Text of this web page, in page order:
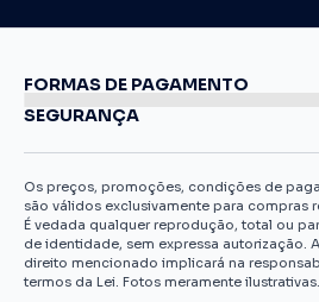
FORMAS DE PAGAMENTO
SEGURANÇA
Os preços, promoções, condições de
são válidos exclusivamente para compras
É vedada qualquer reprodução, total ou
de identidade, sem expressa autorização.
direito mencionado implicará na
termos da Lei. Fotos meramente ilustrativas.